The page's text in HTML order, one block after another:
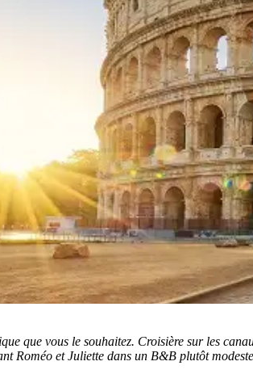
que vous le souhaitez. Croisière sur les
Roméo et Juliette dans un B&B plutôt